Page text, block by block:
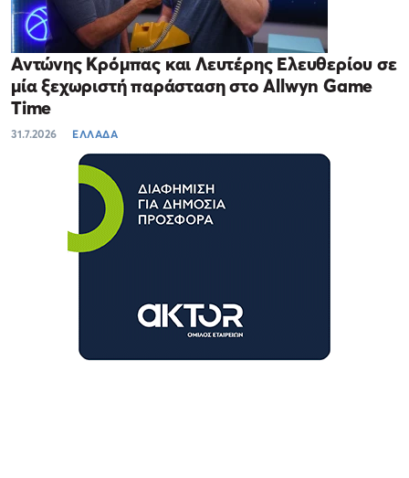
Αντώνης Κρόμπας και Λευτέρης Ελευθερίου σε
μία ξεχωριστή παράσταση στο Allwyn Game
Time
31.7.2026 ΕΛΛΑΔΑ